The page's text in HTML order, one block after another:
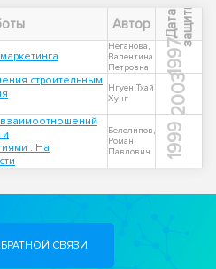
Автор Д
а
т
а
з
а
щ
и
т ы
Неганова,
Валентина
Петровна
1997
строительным
Нгуен Тхай
Хунг
2003
: На
Белолипов,
Роман
Павлович
1999
СВЯЗИ